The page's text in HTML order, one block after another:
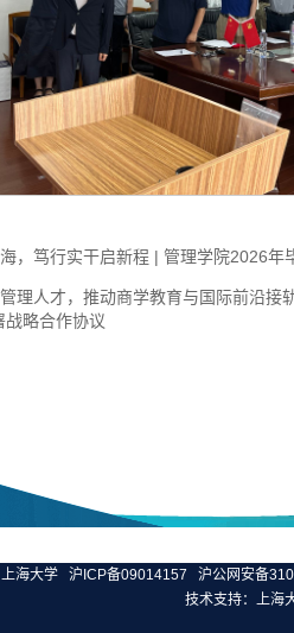
，笃行实干启新程 | 管理学院2026年
理人才，推动商学教育与国际前沿接
战略合作协议
上海大学 沪ICP备09014157
沪公网安备
技术支持：上海